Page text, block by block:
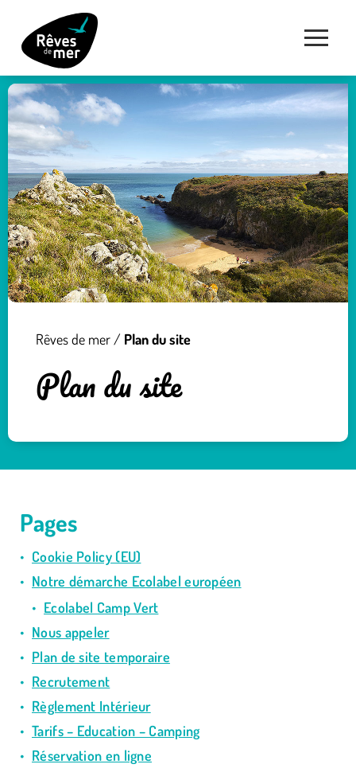
Rêves de mer / Plan du site
Plan du site
Pages
Cookie Policy (EU)
Notre démarche Ecolabel européen​
Ecolabel Camp Vert
Nous appeler
Plan de site temporaire
Recrutement
Règlement Intérieur
Tarifs – Education – Camping
Réservation en ligne